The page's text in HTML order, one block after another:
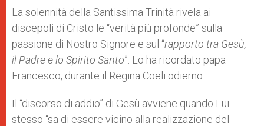
p
p
g
e
o
k
r
La solennità della Santissima Trinità rivela ai
discepoli di Cristo le “verità più profonde” sulla
passione di Nostro Signore e sul “rapporto tra Gesù,
il Padre e lo Spirito Santo”. Lo ha ricordato papa
Francesco, durante il Regina Coeli odierno.
Il “discorso di addio” di Gesù avviene quando Lui
stesso “sa di essere vicino alla realizzazione del